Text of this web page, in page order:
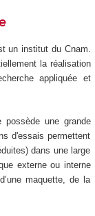
un institut du Cnam.
la réalisation
appliquée et
possède une grande
d'essais permettent
dans une large
externe ou interne
maquette, de la